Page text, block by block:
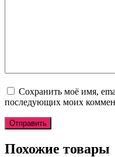
Сохранить моё имя,
последующих моих
Похожие товары